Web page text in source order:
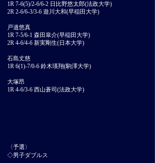
1R 7-6(5)/2-6/6-2 日比野悠太郎(法政大学)
2R 2-6/6-3/3-6 遊川大和(早稲田大学)
戸邉悠真
1R 7-5/6-1 森田皐介(早稲田大学)
2R 4-6/4-6 新実剛生(日本大学)
石島丈慈
1R 6(1)-7/0-6 鈴木瑛翔(駒澤大学)
大塚昂
1R 4-6/3-6 西山蒼司(法政大学)
〈予選〉
◇男子ダブルス